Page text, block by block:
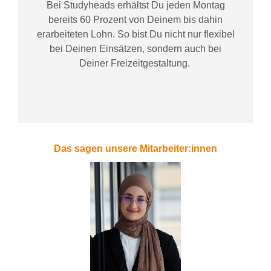
Bei Studyheadserhältst Du jeden Montag
bereits 60 Prozent von Deinem bis dahin
erarbeiteten Lohn. So bist Du nicht nur flexibel
bei Deinen Einsätzen, sondern auch bei
DeinerFreizeitgestaltung.
Das sagen unsere Mitarbeiter:innen